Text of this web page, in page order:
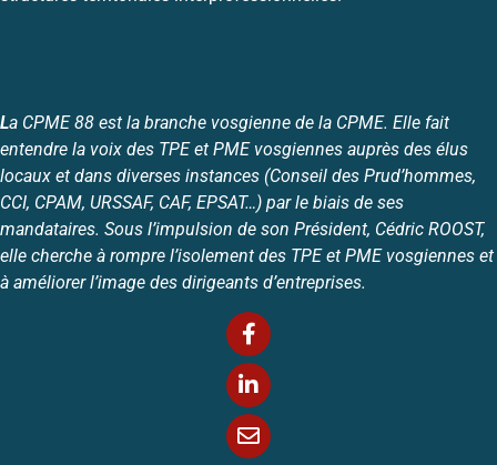
La CPME 88 est la branche vosgienne de la CPME. Elle fait
entendre la voix des TPE et PME vosgiennes auprès des élus
locaux et dans diverses instances (Conseil des Prud’hommes,
CCI, CPAM, URSSAF, CAF, EPSAT…) par le biais de ses
mandataires. Sous l’impulsion de son Président, Cédric ROOST,
elle cherche à rompre l’isolement des TPE et PME vosgiennes et
à améliorer l’image des dirigeants d’entreprises.